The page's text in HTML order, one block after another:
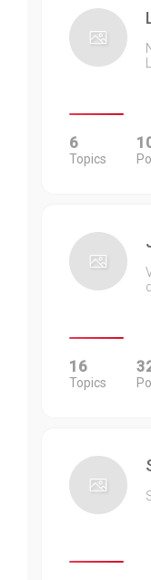
6
Topics
16
Topics